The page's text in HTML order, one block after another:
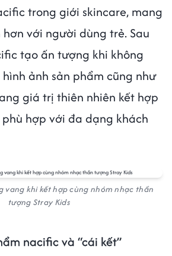
trong giới skincare, mang
với người dùng trẻ. Sau
tạo ấn tượng khi không
ảnh sản phẩm cũng như
giá trị thiên nhiên kết hợp
hợp với đa dạng khách
vang khi kết hợp cùng nhóm nhạc thần
tượng Stray Kids
nacific và “cái kết”